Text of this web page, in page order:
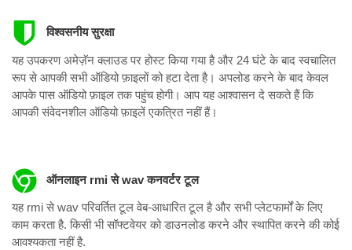
विश्वसनीय सुरक्षा
यह उपकरण अमेज़ॅन क्लाउड पर होस्ट किया गया है और 24 घंटे के बाद स्वचालित
रूप से आपकी सभी ऑडियो फ़ाइलों को हटा देता है। अपलोड करने के बाद केवल
आपके पास ऑडियो फ़ाइल तक पहुंच होगी। आप यह आश्वासन दे सकते हैं कि
आपकी संवेदनशील ऑडियो फ़ाइलें एकत्रित नहीं हैं।
ऑनलाइन rmi से wav कनवर्टर टूल
यह rmi से wav परिवर्तित टूल वेब-आधारित टूल है और सभी प्लेटफार्मों के लिए
काम करता है. किसी भी सॉफ्टवेयर को डाउनलोड करने और स्थापित करने की कोई
आवश्यकता नहीं है.